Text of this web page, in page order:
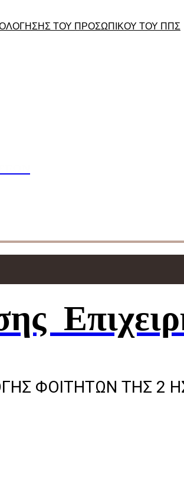
ΤΟΥ ΠΡΟΣΩΠΙΚΟΥ ΤΟΥ ΠΠΣ
ΦΟΙΤΗΤΩΝ ΤΗΣ 2